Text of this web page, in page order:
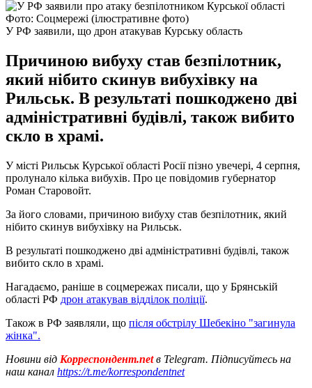
Фото: Соцмережі (ілюстративне фото)
У РФ заявили, що дрон атакував Курську область
Причиною вибуху став безпілотник,
який нібито скинув вибухівку на
Рильськ. В результаті пошкоджено дві
адміністративні будівлі, також вибито
скло в храмі.
У місті Рильськ Курської області Росії пізно увечері, 4 серпня,
пролунало кілька вибухів. Про це повідомив губернатор
Роман Старовойт.
За його словами, причиною вибуху став безпілотник, який
нібито скинув вибухівку на Рильськ.
В результаті пошкоджено дві адміністративні будівлі, також
вибито скло в храмі.
Нагадаємо, раніше в соцмережах писали, що у Брянській
області РФ дрон атакував відділок поліції.
Також в РФ заявляли, що після обстрілу Шебекіно "загинула
жінка".
Новини від Корреспондент.netв Telegram. Підписуйтесь на
наш канал https://t.me/korrespondentnet